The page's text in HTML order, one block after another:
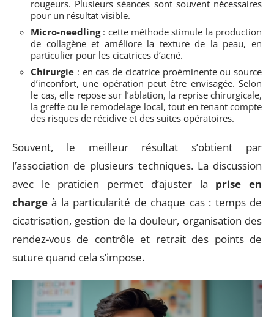
rougeurs. Plusieurs séances sont souvent nécessaires
pour un résultat visible.
Micro-needling: cette méthode stimule la production
de collagène et améliore la texture de la peau, en
particulier pour les cicatrices d’acné.
Chirurgie : en cas de cicatrice proéminente ou source
d’inconfort, une opération peut être envisagée. Selon
le cas, elle repose sur l’ablation, la reprise chirurgicale,
la greffe ou le remodelage local, tout en tenant compte
des risques de récidive et des suites opératoires.
Souvent, le meilleur résultat s’obtient par
l’association de plusieurs techniques. La discussion
avec le praticien permet d’ajuster la prise en
charge à la particularité de chaque cas : temps de
cicatrisation, gestion de la douleur, organisation des
rendez-vous de contrôle et retrait des points de
suture quand cela s’impose.